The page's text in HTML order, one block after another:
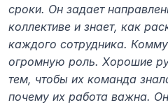
сроки. Он задает
коллективе и знает, как
каждого сотрудника.
огромную роль. Хорошие
тем, чтобы их команда
почему их работа важна.